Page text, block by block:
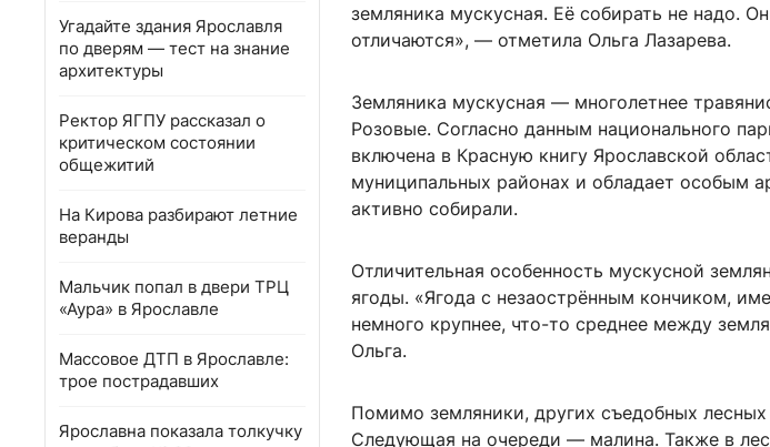
Угадайте здания Ярославля
по дверям — тест на знание
архитектуры
Ректор ЯГПУ рассказал о
критическом состоянии
общежитий
На Кирова разбирают летние
веранды
Мальчик попал в двери ТРЦ
«Аура» в Ярославле
Массовое ДТП в Ярославле:
трое пострадавших
Ярославна показала толкучку
земляника мускусная. Её собирать не надо.
отличаются», — отметила Ольга Лазарева.
Земляника мускусная — многолетнее
Розовые. Согласно данным национального
включена в Красную книгу Ярославской
муниципальных районах и обладает особым
активно собирали.
Отличительная особенность мускусной
ягоды. «Ягода с незаострённым кончиком,
немного крупнее, что-то среднее между
Ольга.
Помимо земляники, других съедобных лесных
Следующая на очереди — малина. Также в